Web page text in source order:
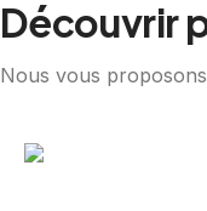
Découvrir
Nous vous